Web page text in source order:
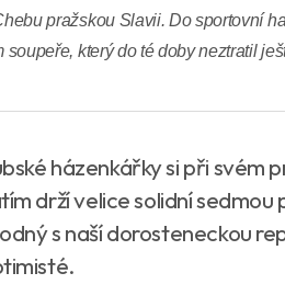
pražskou Slavii. Do sportovní
soupeře, který do té doby neztratil
házenkářky si při svém
drží velice solidní
s naší dorosteneckou